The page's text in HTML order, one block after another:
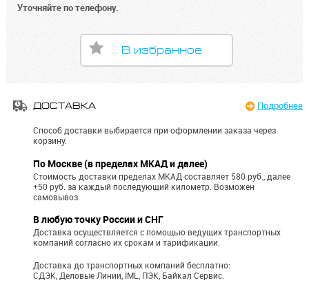
Уточняйте по телефону.
В избранное
ДОСТАВКА Подробнее
Способ доставки выбирается при оформлении заказа через
корзину.
По Москве (в пределах МКАД и далее)
Стоимость доставки пределах МКАД составляет 580 руб., далее
+50 руб. за каждый последующий километр. Возможен
самовывоз.
В любую точку России и СНГ
Доставка осуществляется с помощью ведущих транспортных
компаний согласно их срокам и тарификации.
Доставка до транспортных компаний бесплатно:
СДЭК, Деловые Линии, IML, ПЭК, Байкал Сервис.